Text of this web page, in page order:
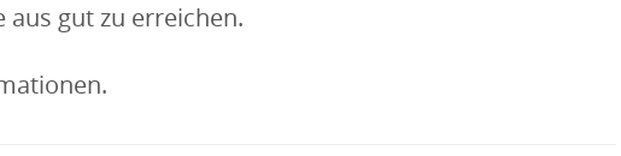
aus gut zu erreichen.